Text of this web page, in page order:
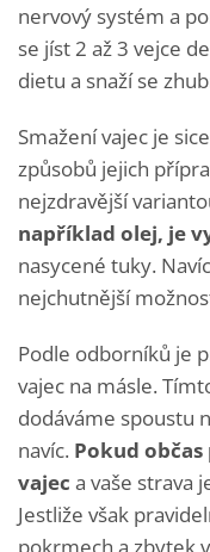
nervový systém a
se jíst 2 až 3 vejce
dietu a snaží se
Smažení vajec je
způsobů jejich
nejzdravější
například olej, je
nasycené tuky.
nejchutnější
Podle odborníků je
vajec na másle.
dodáváme spoustu
navíc. Pokud
vajec a vaše strava
Jestliže však
pokrmech a zbytek